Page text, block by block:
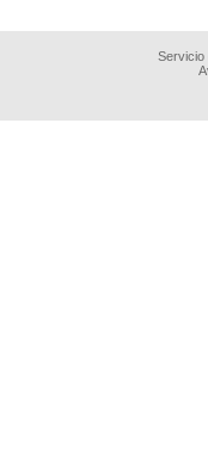
Servicio